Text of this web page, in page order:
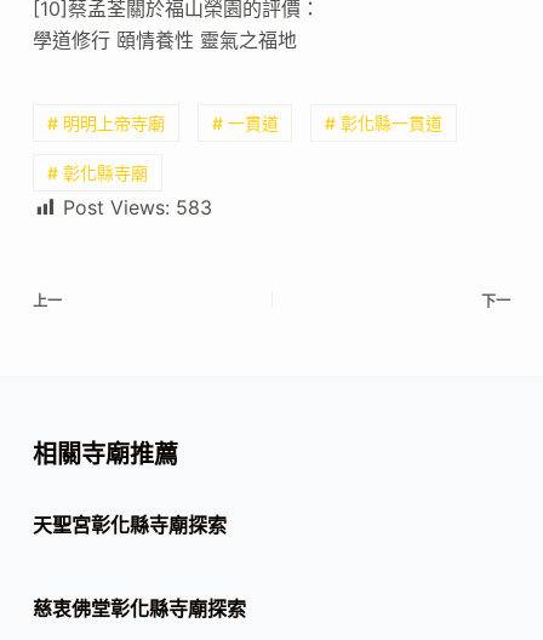
[10]蔡孟荃關於福山榮園的評價：
學道修行 頤情養性 靈氣之福地
# 明明上帝寺廟 # 一貫道 # 彰化縣一貫道
# 彰化縣寺廟
Post Views: 583
上一 下一
相關寺廟推薦
天聖宮彰化縣寺廟探索
慈衷佛堂彰化縣寺廟探索